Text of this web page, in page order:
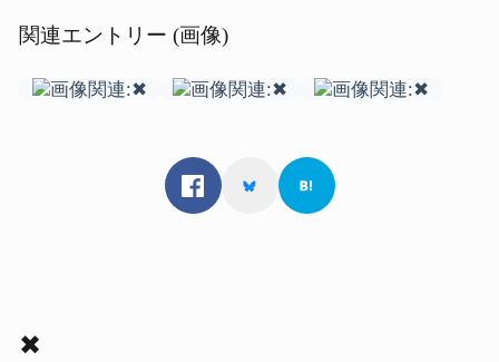
関連エントリー (画像)
✖